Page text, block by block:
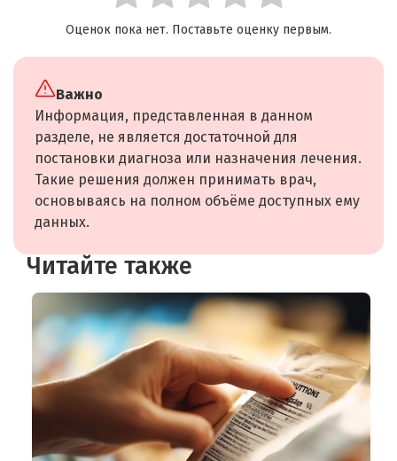
Оценок пока нет. Поставьте оценку первым.
Важно
Информация, представленная в данном
разделе, не является достаточной для
постановки диагноза или назначения лечения.
Такие решения должен принимать врач,
основываясь на полном объёме доступных ему
данных.
Читайте также